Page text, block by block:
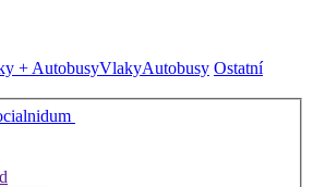
+ AutobusyVlakyAutobusy Ostatní